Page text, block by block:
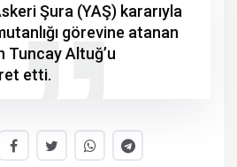
Şura (YAŞ) kararıyla
görevine atanan
Tuncay Altuğ’u
etti.